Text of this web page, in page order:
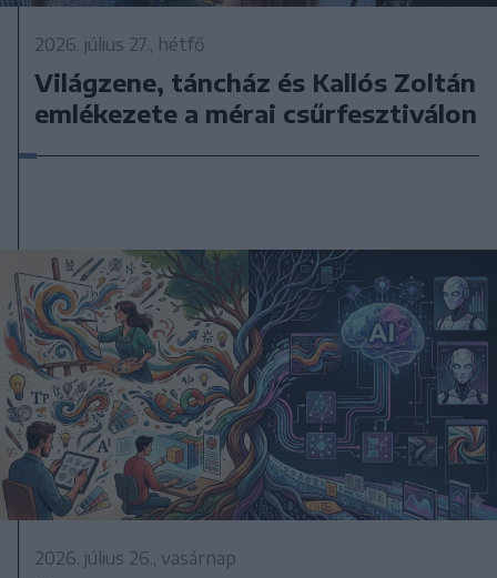
2026. július 27., hétfő
Világzene, táncház és Kallós Zoltán
emlékezete a mérai csűrfesztiválon
2026. július 26., vasárnap